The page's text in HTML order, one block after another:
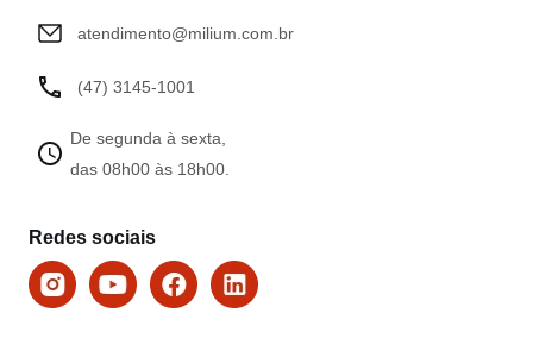
atendimento@milium.com.br
(47) 3145-1001
De segunda à sexta,
das 08h00 às 18h00.
Redes sociais